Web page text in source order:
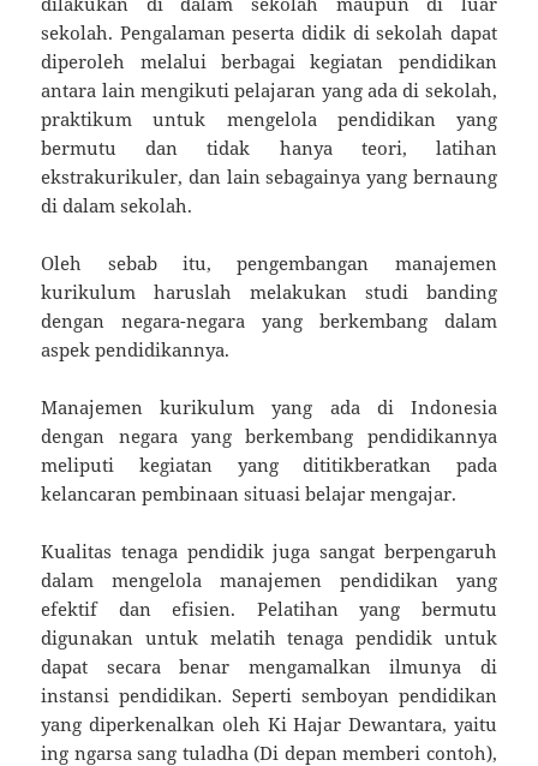
sekolah. Pengalaman peserta didik di sekolah dapat
diperoleh melalui berbagai kegiatan pendidikan
antara lain mengikuti pelajaran yang ada di sekolah,
praktikum untuk mengelola pendidikan yang
bermutu dan tidak hanya teori, latihan
ekstrakurikuler, dan lain sebagainya yang bernaung
di dalam sekolah.
Oleh sebab itu, pengembangan manajemen
kurikulum haruslah melakukan studi banding
dengan negara-negara yang berkembang dalam
aspek pendidikannya.
Manajemen kurikulum yang ada di Indonesia
dengan negara yang berkembang pendidikannya
meliputi kegiatan yang dititikberatkan pada
kelancaran pembinaan situasi belajar mengajar.
Kualitas tenaga pendidik juga sangat berpengaruh
dalam mengelola manajemen pendidikan yang
efektif dan efisien. Pelatihan yang bermutu
digunakan untuk melatih tenaga pendidik untuk
dapat secara benar mengamalkan ilmunya di
instansi pendidikan. Seperti semboyan pendidikan
yang diperkenalkan oleh Ki Hajar Dewantara, yaitu
ing ngarsa sang tuladha (Di depan memberi contoh),